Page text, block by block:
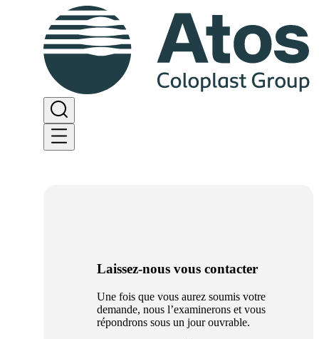
Laissez-nous vous contacter
Une fois que vous aurez soumis votre
demande, nous l’examinerons et vous
répondrons sous un jour ouvrable.